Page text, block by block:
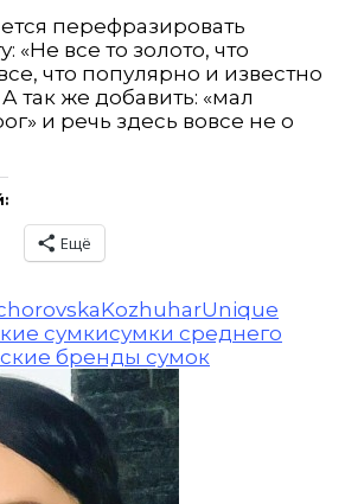
перефразировать
«Не все то золото, что
что популярно и известно
так же добавить: «мал
и речь здесь вовсе не о
Ещё
KozhuharUnique
сумкисумки среднего
бренды сумок